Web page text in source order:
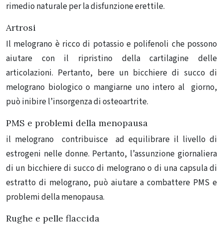
rimedio naturale per la disfunzione erettile.
Artrosi
Il melograno è ricco di potassio e polifenoli che possono
aiutare con il ripristino della cartilagine delle
articolazioni. Pertanto, bere un bicchiere di succo di
melograno biologico o mangiarne uno intero al giorno,
può inibire l’insorgenza di osteoartrite.
PMS e problemi della menopausa
il melograno contribuisce ad equilibrare il livello di
estrogeni nelle donne. Pertanto, l’assunzione giornaliera
di un bicchiere di succo di melograno o di una capsula di
estratto di melograno, può aiutare a combattere PMS e
problemi della menopausa.
Rughe e pelle flaccida